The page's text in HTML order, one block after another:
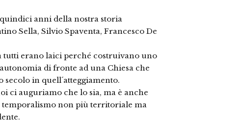
anni della nostra storia
Sella, Silvio Spaventa, Francesco De
erano laici perché costruivano uno
di fronte ad una Chiesa che
secolo in quell´atteggiamento.
ci auguriamo che lo sia, ma è anche
temporalismo non più territoriale ma